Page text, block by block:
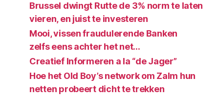
Brussel dwingt Rutte de 3% norm te laten
vieren, en juist te investeren
Mooi, vissen fraudulerende Banken
zelfs eens achter het net…
Creatief Informeren a la “de Jager”
Hoe het Old Boy’s network om Zalm hun
netten probeert dicht te trekken